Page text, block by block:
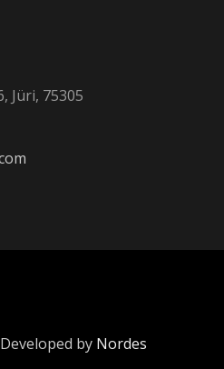
Jüri, 75305
by Nordes